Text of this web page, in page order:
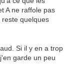
A ne raffole pas
quelques
Si il y en a trop
garde un peu